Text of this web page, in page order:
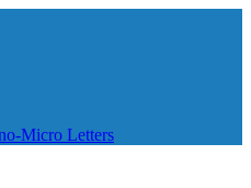
Micro Letters